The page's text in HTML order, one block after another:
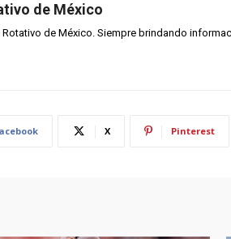
de México
de México. Siempre brindando
X Pinterest